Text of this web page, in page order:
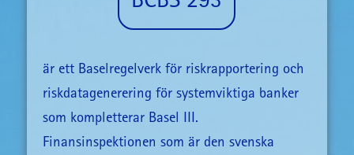
är ett Baselregelverk för riskrapportering och
riskdatagenerering för systemviktiga banker
som kompletterar Basel III.
Finansinspektionen som är den svenska